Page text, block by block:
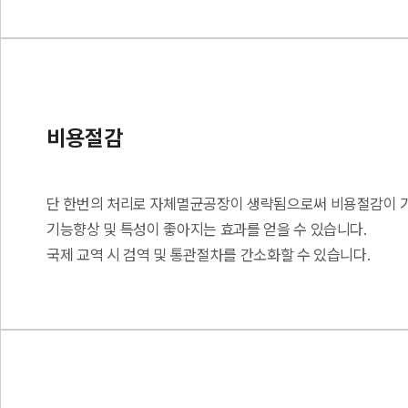
비용절감
단 한번의 처리로 자체멸균공장이 생략됨으로써 비용절감이
기능향상 및 특성이 좋아지는 효과를 얻을 수 있습니다.
국제 교역 시 검역 및 통관절차를 간소화할 수 있습니다.